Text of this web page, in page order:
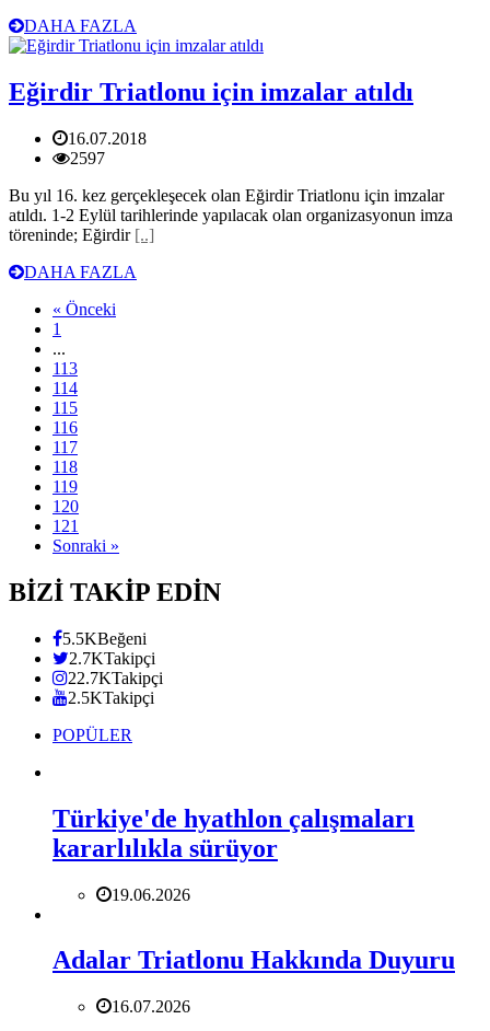
DAHA FAZLA
Eğirdir Triatlonu için imzalar atıldı
16.07.2018
2597
Bu yıl 16. kez gerçekleşecek olan Eğirdir Triatlonu için imzalar
atıldı. 1-2 Eylül tarihlerinde yapılacak olan organizasyonun imza
töreninde; Eğirdir [..]
DAHA FAZLA
« Önceki
1
...
113
114
115
116
117
118
119
120
121
Sonraki »
BİZİ TAKİP EDİN
5.5KBeğeni
2.7KTakipçi
22.7KTakipçi
2.5KTakipçi
POPÜLER
Türkiye'de hyathlon çalışmaları
kararlılıkla sürüyor
19.06.2026
Adalar Triatlonu Hakkında Duyuru
16.07.2026